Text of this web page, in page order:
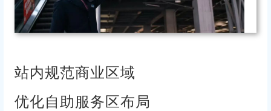
站内规范商业区域
优化自助服务区布局